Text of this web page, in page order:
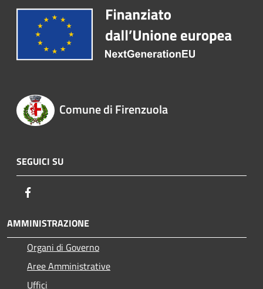
Comune di Firenzuola
SEGUICI SU
AMMINISTRAZIONE
Organi di Governo
Aree Amministrative
Uffici